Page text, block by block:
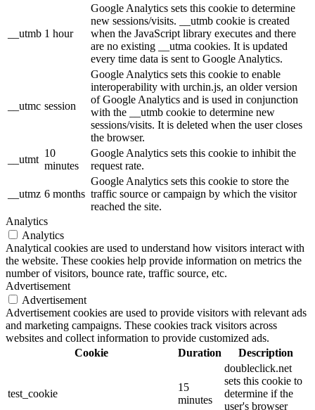
__utmb 1 hour
Google Analytics sets this cookie to determine
new sessions/visits. __utmb cookie is created
when the JavaScript library executes and there
are no existing __utma cookies. It is updated
every time data is sent to Google Analytics.
__utmc session
Google Analytics sets this cookie to enable
interoperability with urchin.js, an older version
of Google Analytics and is used in conjunction
with the __utmb cookie to determine new
sessions/visits. It is deleted when the user closes
the browser.
__utmt
10
minutes
Google Analytics sets this cookie to inhibit the
request rate.
__utmz 6 months
Google Analytics sets this cookie to store the
traffic source or campaign by which the visitor
reached the site.
Analytics
Analytics
Analytical cookies are used to understand how visitors interact with
the website. These cookies help provide information on metrics the
number of visitors, bounce rate, traffic source, etc.
Advertisement
Advertisement
Advertisement cookies are used to provide visitors with relevant ads
and marketing campaigns. These cookies track visitors across
websites and collect information to provide customized ads.
Cookie
Duration Description
test_cookie
15
minutes
doubleclick.net
sets this cookie to
determine if the
user's browser